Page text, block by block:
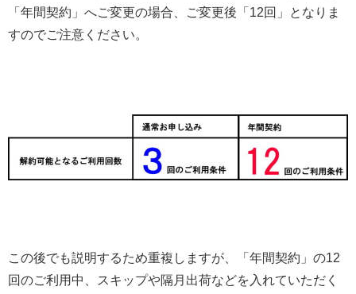
「年間契約」へご変更の場合、ご変更後「12回」となりま
すのでご注意ください。
この後でも説明するため重複しますが、「年間契約」の12
回のご利用中、スキップや隔月出荷などを入れていただく